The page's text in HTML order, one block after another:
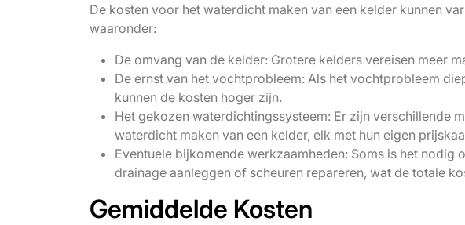
De kosten voor het waterdicht maken van een kelder kunnen
waaronder:
De omvang van de kelder: Grotere kelders vereisen meer
De ernst van het vochtprobleem: Als het vochtprobleem
kunnen de kosten hoger zijn.
Het gekozen waterdichtingssysteem: Er zijn verschillende
waterdicht maken van een kelder, elk met hun eigen
Eventuele bijkomende werkzaamheden: Soms is het nodig
drainage aanleggen of scheuren repareren, wat de totale
Gemiddelde Kosten